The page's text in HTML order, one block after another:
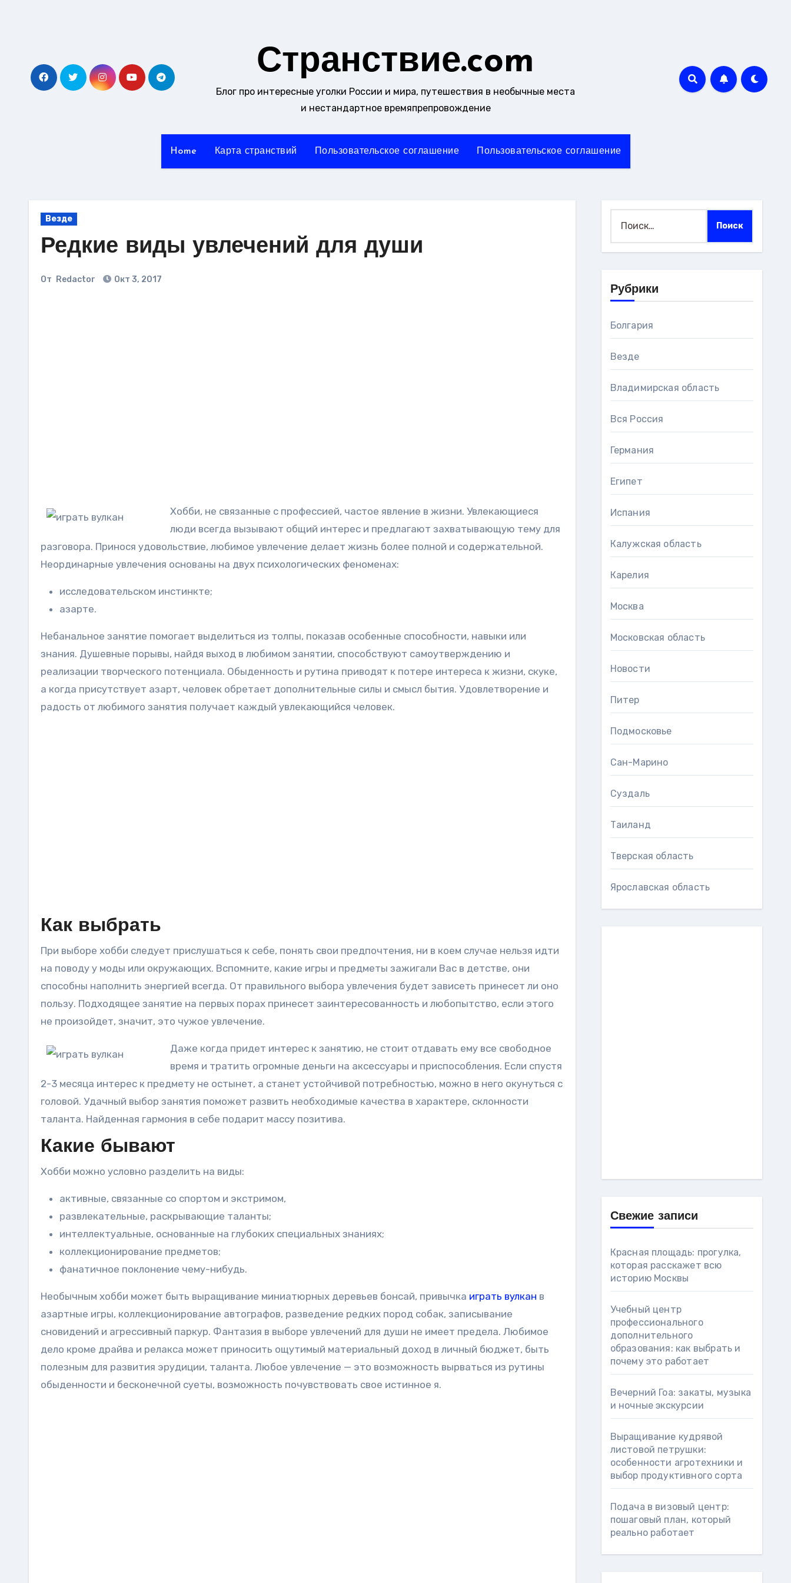
Странствие.com
Блог про интересные уголки России и мира, путешествия в необычные места
и нестандартное времяпрепровождение
Home Карта странствий Пользовательское соглашение Пользовательское соглашение
Везде
Редкие виды увлечений для души
От Redactor Окт 3, 2017
Хобби, не связанные с профессией, частое явление в жизни. Увлекающиеся
люди всегда вызывают общий интерес и предлагают захватывающую тему для
разговора. Принося удовольствие, любимое увлечение делает жизнь более полной и содержательной.
Неординарные увлечения основаны на двух психологических феноменах:
исследовательском инстинкте;
азарте.
Небанальное занятие помогает выделиться из толпы, показав особенные способности, навыки или
знания. Душевные порывы, найдя выход в любимом занятии, способствуют самоутверждению и
реализации творческого потенциала. Обыденность и рутина приводят к потере интереса к жизни, скуке,
а когда присутствует азарт, человек обретает дополнительные силы и смысл бытия. Удовлетворение и
радость от любимого занятия получает каждый увлекающийся человек.
Как выбрать
При выборе хобби следует прислушаться к себе, понять свои предпочтения, ни в коем случае нельзя идти
на поводу у моды или окружающих. Вспомните, какие игры и предметы зажигали Вас в детстве, они
способны наполнить энергией всегда. От правильного выбора увлечения будет зависеть принесет ли оно
пользу. Подходящее занятие на первых порах принесет заинтересованность и любопытство, если этого
не произойдет, значит, это чужое увлечение.
Даже когда придет интерес к занятию, не стоит отдавать ему все свободное
время и тратить огромные деньги на аксессуары и приспособления. Если спустя
2-3 месяца интерес к предмету не остынет, а станет устойчивой потребностью, можно в него окунуться с
головой. Удачный выбор занятия поможет развить необходимые качества в характере, склонности
таланта. Найденная гармония в себе подарит массу позитива.
Какие бывают
Хобби можно условно разделить на виды:
активные, связанные со спортом и экстримом,
развлекательные, раскрывающие таланты;
интеллектуальные, основанные на глубоких специальных знаниях;
коллекционирование предметов;
фанатичное поклонение чему-нибудь.
Необычным хобби может быть выращивание миниатюрных деревьев бонсай, привычка играть вулкан в
азартные игры, коллекционирование автографов, разведение редких пород собак, записывание
сновидений и агрессивный паркур. Фантазия в выборе увлечений для души не имеет предела. Любимое
дело кроме драйва и релакса может приносить ощутимый материальный доход в личный бюджет, быть
полезным для развития эрудиции, таланта. Любое увлечение — это возможность вырваться из рутины
обыденности и бесконечной суеты, возможность почувствовать свое истинное я.
Рубрики
Болгария
Везде
Владимирская область
Вся Россия
Германия
Египет
Испания
Калужская область
Карелия
Москва
Московская область
Новости
Питер
Подмосковье
Сан-Марино
Суздаль
Таиланд
Тверская область
Ярославская область
Свежие записи
Красная площадь: прогулка,
которая расскажет всю
историю Москвы
Учебный центр
профессионального
дополнительного
образования: как выбрать и
почему это работает
Вечерний Гоа: закаты, музыка
и ночные экскурсии
Выращивание кудрявой
листовой петрушки:
особенности агротехники и
выбор продуктивного сорта
Подача в визовый центр:
пошаговый план, который
реально работает